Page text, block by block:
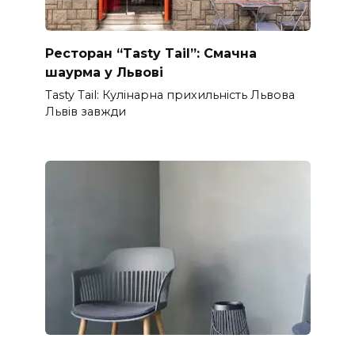
Ресторан “Tasty Tail”: Смачна
шаурма у Львові
Tasty Tail: Кулінарна прихильність Львова
Львів завжди